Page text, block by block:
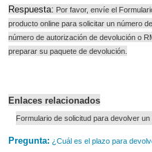
Respuesta: Por favor, envíe el
producto online para solicitar un número
número de autorización de devolución o
preparar su paquete de devolución.
Enlaces relacionados
Formulario de solicitud para devolver
Pregunta: ¿Cuál es el plazo para